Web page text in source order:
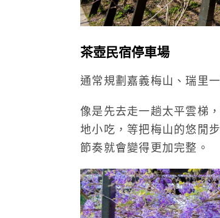
茶壺民宿停車場
通常規劃嘉義梅山、瑞里
像是先去走一趟太平雲梯
地小吃，等把梅山的悠閒
節奏就會變得更加完整。